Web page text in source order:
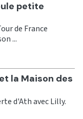
petite
de France
...
la Maison des
d'Ath avec Lilly.